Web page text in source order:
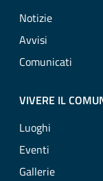
Notizie
Avvisi
Comunicati
VIVERE IL
Luoghi
Eventi
Gallerie